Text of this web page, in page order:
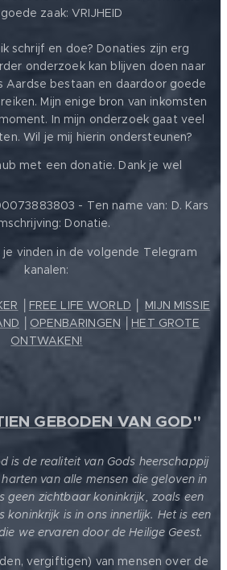
zaak: VRIJHEID ❤️
schrijf en doe? Donaties zijn erg
onderzoek kan blijven doen naar
Aardse bestaan en daardoor goede
Mijn enige bron van inkomsten
In mijn onderzoek gaat veel
Wil je mij hierin ondersteunen?
met een donatie. Dank je wel
- Ten name van: D. Kars
Donatie.
je vinden in de volgende Telegram
kanalen:
FREE LIFE WORLD
MIJN MISSIE
OPENBARINGEN
HET GROTE
ONTWAKEN!
GEBODEN VAN GOD"
is de realiteit van Gods heerschappij
van alle mensen die geloven in
geen zichtbaar koninkrijk, zoals een
koninkrijk is in ons innerlijk. Het is een
we ervaren door de Heilige Geest.
vergiftigen) van mensen over de